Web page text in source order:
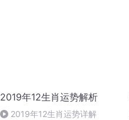
2019年12生肖运势解析
2019年12生肖运势详解